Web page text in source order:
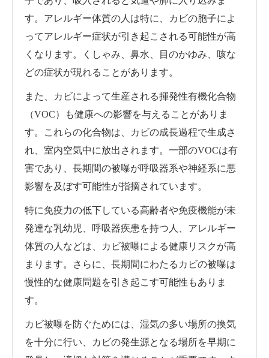
す。アレルギー体質の人は特に、カビの胞子によ
ってアレルギー症状が引き起こされる可能性が高
くなります。くしゃみ、鼻水、目のかゆみ、咳な
どの症状が現れることがあります。
また、カビによって生産される揮発性有機化合物
（VOC）も健康への影響を与えることがありま
す。これらの化合物は、カビの成長過程で生成さ
れ、室内空気中に放出されます。一部のVOCは有
害であり、長期間の被曝が呼吸器系や神経系に悪
影響を及ぼす可能性が指摘されています。
特に免疫力の低下している高齢者や免疫機能が未
発達な乳幼児、呼吸器疾患を持つ人、アレルギー
体質の人などは、カビ被曝による健康リスクが高
まります。さらに、長期間にわたるカビの被曝は
慢性的な健康問題を引き起こす可能性もありま
す。
カビ被曝を防ぐためには、湿気の多い場所の換気
を十分に行い、カビの発生源となる場所を早期に